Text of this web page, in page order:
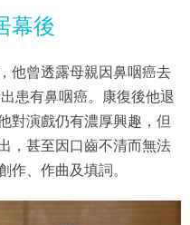
幕後
他曾透露母親因鼻咽癌去
患有鼻咽癌。康復後他退
對演戲仍有濃厚興趣，但
，甚至因口齒不清而無法
作、作曲及填詞。